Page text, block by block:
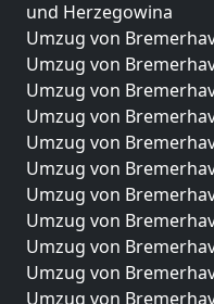
und Herzegowina
Umzug von
Umzug von
Umzug von
Umzug von
Umzug von
Umzug von
Umzug von
Umzug von
Umzug von
Umzug von
Umzug von